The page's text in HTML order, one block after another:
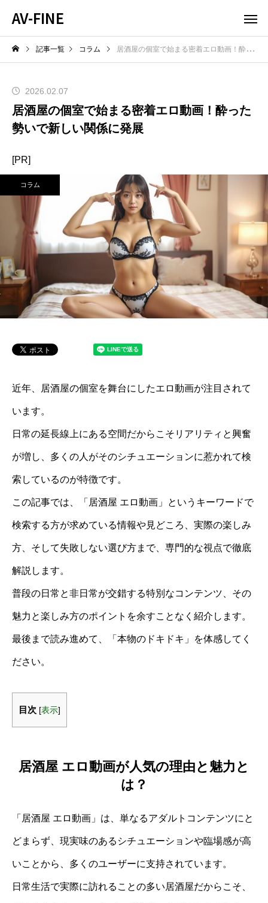
AV-FINE
記事一覧 コラム 居酒屋の個室で始まる密着エロ動画！酔った勢いで新しい関係に発展
2026.02.07
居酒屋の個室で始まる密着エロ動画！酔った
勢いで新しい関係に発展
[PR]
コラム
近年、居酒屋の個室を舞台にしたエロ動画が注目されて
います。
日常の延長線上にある空間だからこそリアリティと興奮
が増し、多くの人がそのシチュエーションに惹かれて検
索しているのが特徴です。
この記事では、「居酒屋 エロ動画」というキーワードで
検索する方が求めている情報や見どころ、実際の楽しみ
方、そして失敗しない選び方まで、専門的な視点で徹底
解説します。
普段の日常と非日常が交錯する特別なコンテンツ、その
魅力と楽しみ方のポイントを余すことなく紹介します。
最後まで読み進めて、「本物のドキドキ」を体感してく
ださい。
目次 [表示]
居酒屋 エロ動画が人気の理由と魅力と
は？
「居酒屋 エロ動画」は、単なるアダルトコンテンツにと
どまらず、現実味のあるシチュエーションや臨場感が高
いことから、多くのユーザーに支持されています。
日常生活で実際に訪れることの多い居酒屋だからこそ、